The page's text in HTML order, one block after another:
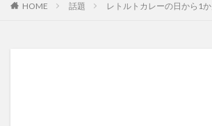
HOME 話題 レトルトカレーの日から1